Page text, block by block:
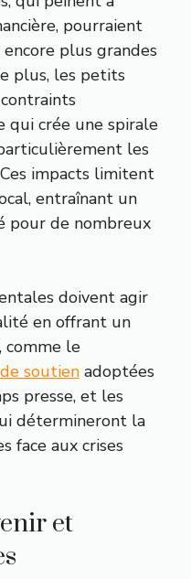
pourraient
plus grandes
plus, les petits
qui crée une spirale
les
impacts limitent
entraînant un
pour de nombreux
doivent agir
en offrant un
comme le
soutien adoptées
presse, et les
détermineront la
face aux crises
et